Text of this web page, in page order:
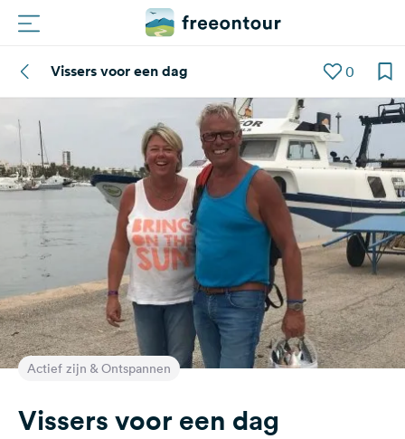
Magazine
Partners
Registreren
Inloggen
Nieuwsbrief
Feedback
Vissers voor een dag 0
Actief zijn & Ontspannen
Vissers voor een dag